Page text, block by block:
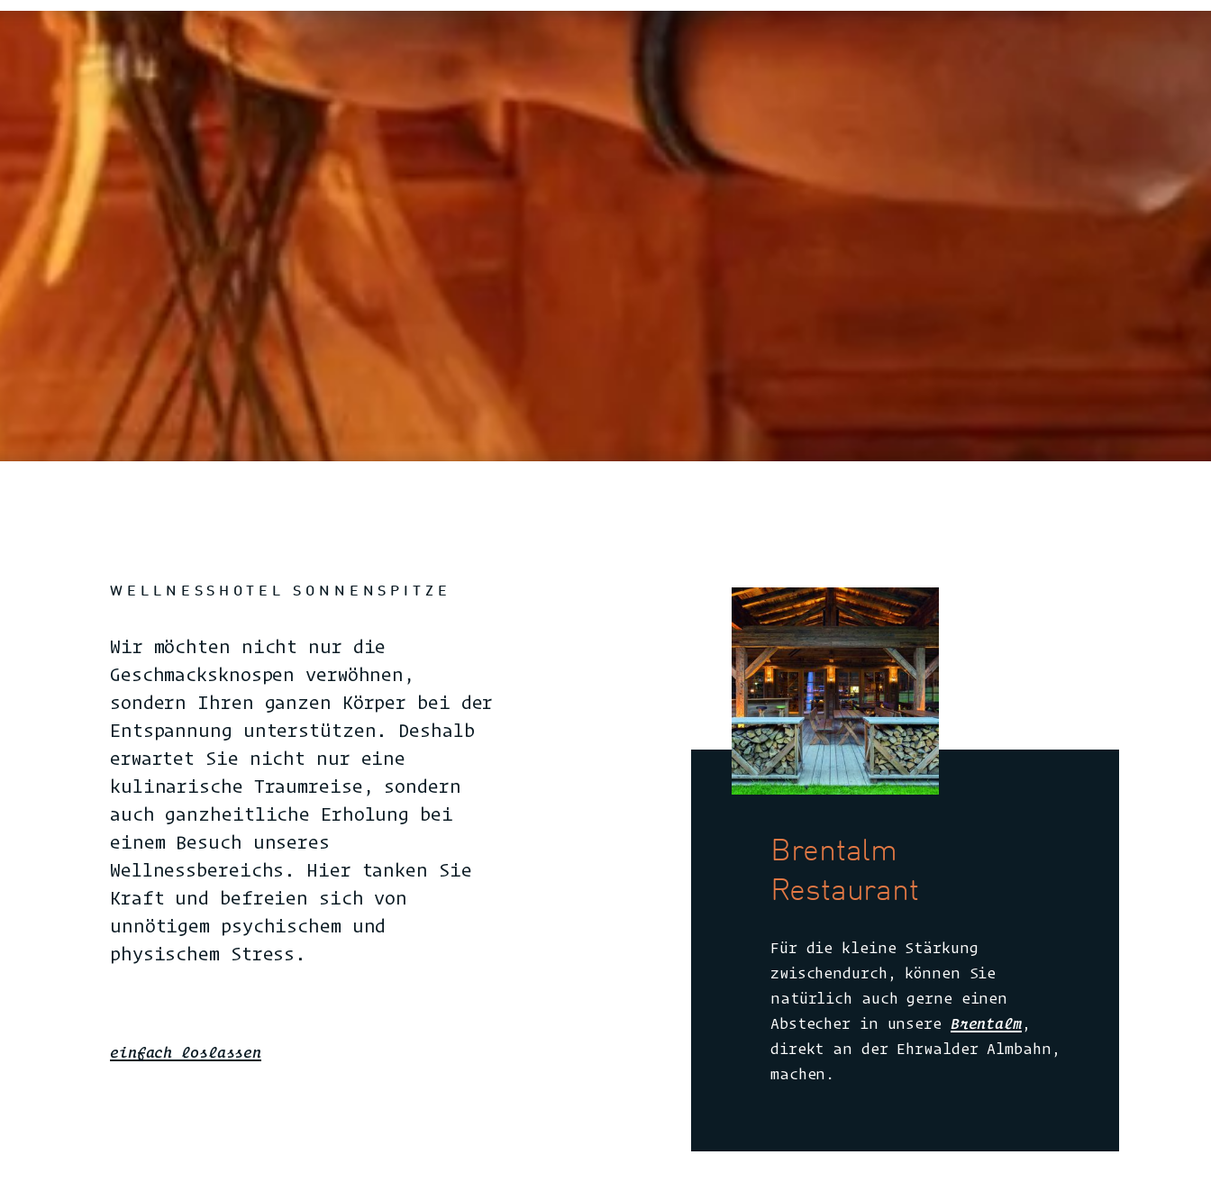
WELLNESSHOTEL SONNENSPITZE
Wir möchten nicht nur die
Geschmacksknospen verwöhnen,
sondern Ihren ganzen Körper bei der
Entspannung unterstützen. Deshalb
erwartet Sie nicht nur eine
kulinarische Traumreise, sondern
auch ganzheitliche Erholung bei
einem Besuch unseres
Wellnessbereichs. Hier tanken Sie
Kraft und befreien sich von
unnötigem psychischem und
physischem Stress.
einfach loslassen
Brentalm
Restaurant
Für die kleine Stärkung
zwischendurch, können Sie
natürlich auch gerne einen
Abstecher in unsere Brentalm,
direkt an der Ehrwalder Almbahn,
machen.